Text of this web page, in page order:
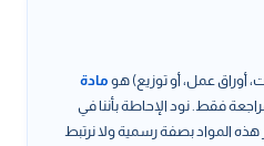
أوراق عمل، أو توزيع) هو مادة
فقط. نود الإحاطة بأننا في
هذه المواد بصفة رسمية ولا نرتبط